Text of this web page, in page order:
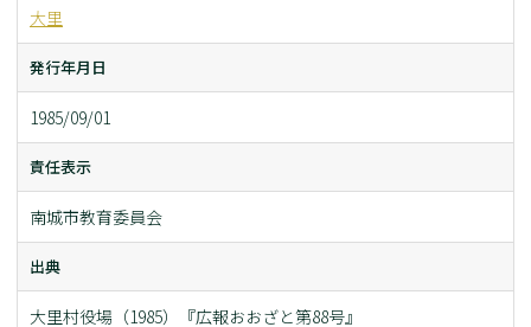
大里
発行年月日
1985/09/01
責任表示
南城市教育委員会
出典
大里村役場（1985）『広報おおざと第88号』